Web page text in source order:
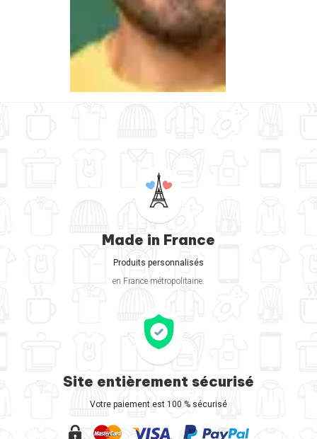
Made in France
Produits personnalisés
en France métropolitaine.
Site entièrement sécurisé
Votre paiement est 100 % sécurisé